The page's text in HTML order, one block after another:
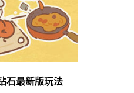
石最新版玩法